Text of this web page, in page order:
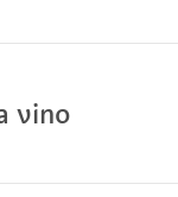
vino